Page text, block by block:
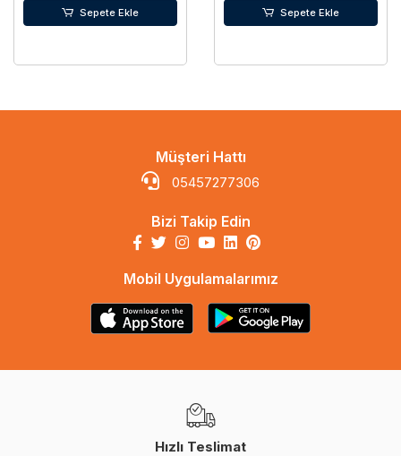
Sepete Ekle Sepete Ekle
Müşteri Hattı
05457277306
Bizi Takip Edin
Mobil Uygulamalarımız
Hızlı Teslimat